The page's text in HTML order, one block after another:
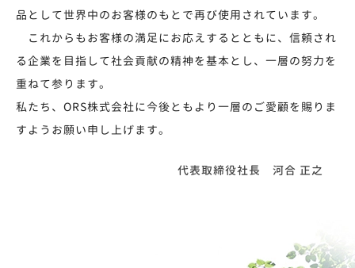
品として世界中のお客様のもとで再び使用されています。
これからもお客様の満足にお応えするとともに、信頼され
る企業を目指して社会貢献の精神を基本とし、一層の努力を
重ねて参ります。
私たち、ORS株式会社に今後ともより一層のご愛顧を賜りま
すようお願い申し上げます。
代表取締役社長 河合 正之